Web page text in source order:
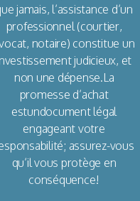
jamais, l’assistance d’un
professionnel (courtier,
notaire) constitue un
judicieux, et
non une dépense.La
promesse d’achat
estundocument légal
engageant votre
assurez-vous
qu’il vous protège en
conséquence!